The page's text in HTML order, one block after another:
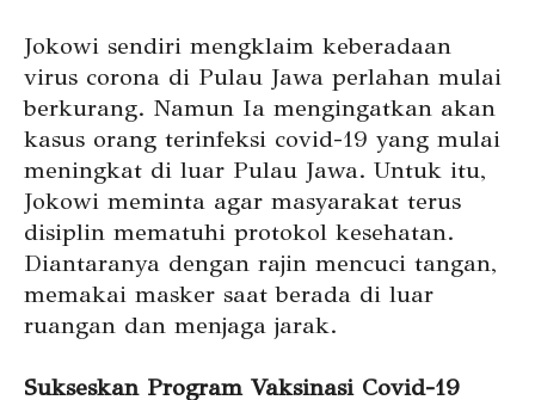
Jokowi sendiri mengklaim keberadaan
virus corona di Pulau Jawa perlahan mulai
berkurang. Namun Ia mengingatkan akan
kasus orang terinfeksi covid-19 yang mulai
meningkat di luar Pulau Jawa. Untuk itu,
Jokowi meminta agar masyarakat terus
disiplin mematuhi protokol kesehatan.
Diantaranya dengan rajin mencuci tangan,
memakai masker saat berada di luar
ruangan dan menjaga jarak.
Sukseskan Program Vaksinasi Covid-19